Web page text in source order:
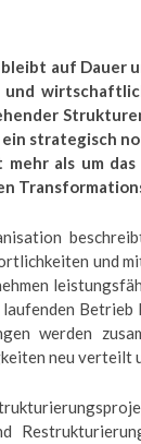
auf Dauer
ein strategisch
als um
und
werden
neu verteilt